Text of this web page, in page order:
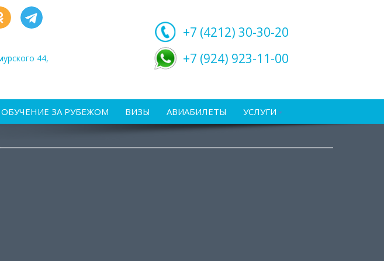
44,
+7 (4212) 30-30-20
+7 (924) 923-11-00
ОБУЧЕНИЕ ЗА РУБЕЖОМ ВИЗЫ АВИАБИЛЕТЫ УСЛУГИ